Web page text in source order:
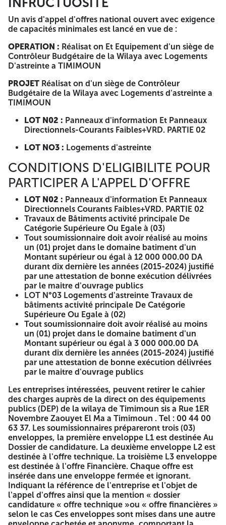
signée et daté et cacheté par le soumissionnaire. 04-
Planning prévisionnel des travaux et délai d’exécution
CONTENU DE L'OFFRE FINANCIERE: 01- La lettre de
soumission dûment remplie et signée et daté et cacheté
par le soumissionnaire. 02- Le bordereau des prix unitaires
(BPU) dûment remplie et signée et daté et cacheté par le
soumissionnaire. 03- Le détail quantitatif et estimatif (DQE)
dûment remplie et signée et daté et cacheté par le
soumissionnaire. Les soumissionnaires doivent déposer
leur offre le 15èmejour à partir de la première parution de
l'avis d'appel d'offre sur les quotidiens nationaux ou le
BOMOP à l'heur08H00 jusqu'à 12 HOO au plus tard le
dépôt des offres est fixé au dernier jour de la durée de
préparation des offres à 12h00 au plus tard. Au cas où le
jour de dépôt des offres coïnciderait avec une journée
fériée ou de repos légal, il se fera le premier jour ouvrable
qui suit à la même heure. Toute Offre parvenu en retard ou
considération L'ouverture des plis des offres candidature,
techniques et financières se fera le jour même
correspondant la date de dépôt des offres, en séance
publique à 13H00au siège de la DEP de Timimoun sis a Rue
1ER Novembre Zaouyet El Ma A Timimoun Offre parvenu
en retard après l'heure et la date ou non conforme à la
réglementation ne sera pas prise en considération Cette
annonce sera considérée comme une invitation à tous les
candidats ou contractants à assister à la séance
d'ouverture des plis La période de quinze (15) jour pour
préparer des offre. La durée de validité des offres est fixée à
(90+15) jours e-Bourse le 19/03/2026 AneP : 2616009732 A
-=-=-=-
REPUBLIQUE ALGERIENNE
DEMOCRATIQUE ET POPULAIRE
MINISTERE DE L'HABITAT ET DE
L'URBANISME ET DE LA VILLE
DIRECTION DES EQUIPEMENTS
PUBLICS
De la WILAYA DE TIMIMOUN
NIF : 422024000049252
DEUXIEME AVIS D'APPEL D'OFFRES
NATIONAL OUVERT AVEC EXIGENCE
DE CAPACITES MINIMALES N° 35 /
Un avis d'appel d'offres national ouvert avec exigence
de capacités minimales est lancé en vue de :
OPERATION : Réalisat on Et Equipement d'un siège de
Contrôleur Budgétaire de la Wilaya avec Logements
D'astreinte a TIMIMOUN
PROJET Réalisat on d'un siège de Contrôleur
Budgétaire de la Wilaya avec Logements d'astreinte a
TIMIMOUN
LOT N02 : Panneaux d'information Et Panneaux
Directionnels-Courants Faibles+VRD. PARTIE 02
LOT NO3 : Logements d'astreinte
CONDITIONS D'ELIGIBILITE POUR
PARTICIPER A L'APPEL D'OFFRE
LOT N02 : Panneaux d'information Et Panneaux
Directionnels Courants Faibles+VRD. PARTIE 02
Travaux de Bâtiments activité principale De
Catégorie Supérieure Ou Egale à (03)
Tout soumissionnaire doit avoir réalisé au moins
un (01) projet dans le domaine batiment d'un
Montant supérieur ou égal à 12 000 000.00 DA
durant dix dernière les années (2015-2024) justifié
par une attestation de bonne exécution délivrées
par le maitre d'ouvrage publics
LOT N°03 Logements d'astreinte Travaux de
bâtiments activité principale De Catégorie
Supérieure Ou Egale à (02)
Tout soumissionnaire doit avoir réalisé au moins
un (01) projet dans le domaine batiment d'un
Montant supérieur ou égal à 3 000 000.00 DA
durant dix dernière les années (2015-2024) justifié
par une attestation de bonne exécution délivrées
par le maitre d'ouvrage publics
Les entreprises intéressées, peuvent retirer le cahier
des charges auprès de la direct on des équipements
publics (DEP) de la wilaya de Timimoun sis a Rue 1ER
Novembre Zaouyet El Ma a Timimoun . Tel : 00 44 00
63 37. Les soumissionnaires prépareront trois (03)
enveloppes, la première enveloppe L1 est destinée Au
Dossier de candidature. La deuxième enveloppe L2 est
destinée à l'offre technique. La troisième L3 enveloppe
est destinée à l'offre Financière. Chaque offre est
insérée dans une enveloppe fermée et ignorant.
Indiquant la référence de l'entreprise et l'objet de
l'appel d'offres ainsi que la mention « dossier
candidature « offre technique »ou « offre financières »
selon le cas Ces enveloppes sont mises dans une autre